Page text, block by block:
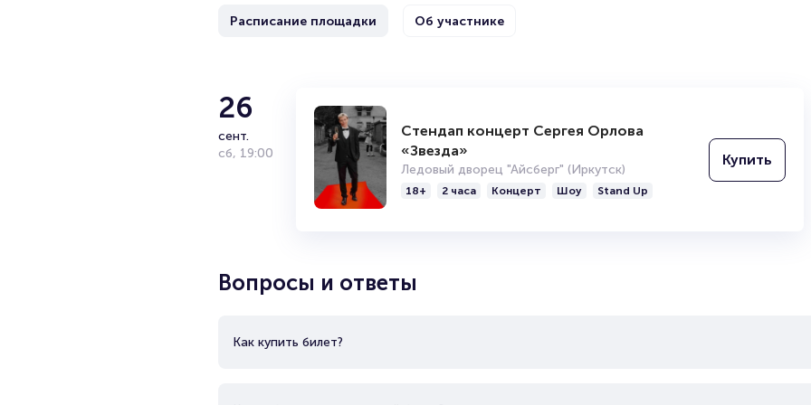
Подробнее о том, как вернуть, сдать или продать билет
Расписание площадки Об участнике
Баста
Дата и место рождения: 20 апреля 1980 г. (41 год), Ростов-на-Дону, Россия.
Василий Вакуленко является российским автором и исполнителем песен, рэпером, саунд-
кинорежиссёром, сценаристом, телеведущим, совладельцем лейбла «Gazgolder». Также
Хрю, Баста Бастилио, Ноггано, Dead Василь. Участвовал в группах «Уличные звуки»,
26
сент.
сб, 19:00
Стендап концерт Сергея Орлова
«Звезда»
Ледовый дворец "Айсберг" (Иркутск)
18+ 2 часа Концерт Шоу Stand Up
Купить
Вопросы и ответы
Как купить билет?